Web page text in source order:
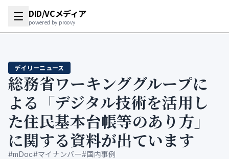
DID/VCメディア
powered by proovy
デイリーニュース
総務省ワーキンググループに
よる「デジタル技術を活用し
た住民基本台帳等のあり方」
に関する資料が出ています
#mDoc#マイナンバー#国内事例